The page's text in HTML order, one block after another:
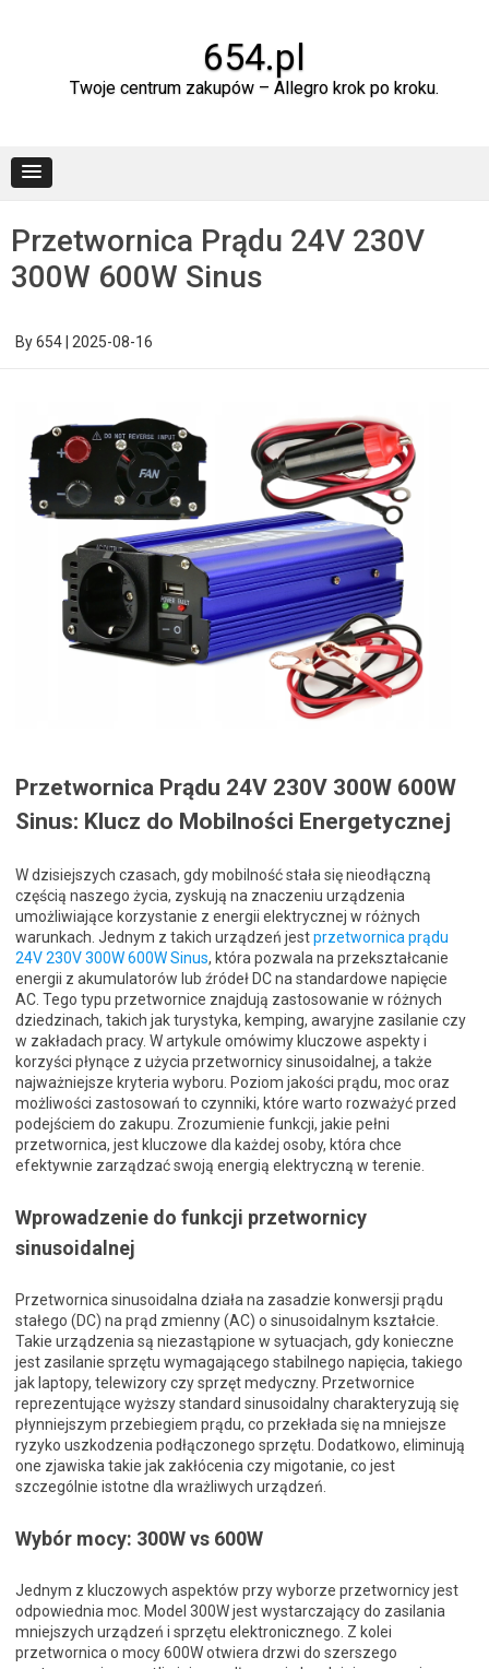
654.pl
Twoje centrum zakupów – Allegro krok po kroku.
Przetwornica Prądu 24V 230V
300W 600W Sinus
By654 2025-08-16
Przetwornica Prądu 24V 230V 300W 600W
Sinus: Klucz do Mobilności Energetycznej
W dzisiejszych czasach, gdy mobilność stała się nieodłączną
częścią naszego życia, zyskują na znaczeniu urządzenia
umożliwiające korzystanie z energii elektrycznej w różnych
warunkach. Jednym z takich urządzeń jestprzetwornica prądu
24V 230V 300W 600W Sinus, która pozwala na przekształcanie
energii z akumulatorów lub źródeł DC na standardowe napięcie
AC. Tego typu przetwornice znajdują zastosowanie w różnych
dziedzinach, takich jak turystyka, kemping, awaryjne zasilanie czy
w zakładach pracy. W artykule omówimy kluczowe aspekty i
korzyści płynące z użycia przetwornicy sinusoidalnej, a także
najważniejsze kryteria wyboru. Poziom jakości prądu, moc oraz
możliwości zastosowań to czynniki, które warto rozważyć przed
podejściem do zakupu. Zrozumienie funkcji, jakie pełni
przetwornica, jest kluczowe dla każdej osoby, która chce
efektywnie zarządzać swoją energią elektryczną w terenie.
Wprowadzenie do funkcji przetwornicy
sinusoidalnej
Przetwornica sinusoidalna działa na zasadzie konwersji prądu
stałego (DC) na prąd zmienny (AC) o sinusoidalnym kształcie.
Takie urządzenia są niezastąpione w sytuacjach, gdy konieczne
jest zasilanie sprzętu wymagającego stabilnego napięcia, takiego
jak laptopy, telewizory czy sprzęt medyczny. Przetwornice
reprezentujące wyższy standard sinusoidalny charakteryzują się
płynniejszym przebiegiem prądu, co przekłada się na mniejsze
ryzyko uszkodzenia podłączonego sprzętu. Dodatkowo, eliminują
one zjawiska takie jak zakłócenia czy migotanie, co jest
szczególnie istotne dla wrażliwych urządzeń.
Wybór mocy: 300W vs 600W
Jednym z kluczowych aspektów przy wyborze przetwornicy jest
odpowiednia moc. Model 300W jest wystarczający do zasilania
mniejszych urządzeń i sprzętu elektronicznego. Z kolei
przetwornica o mocy 600W otwiera drzwi do szerszego